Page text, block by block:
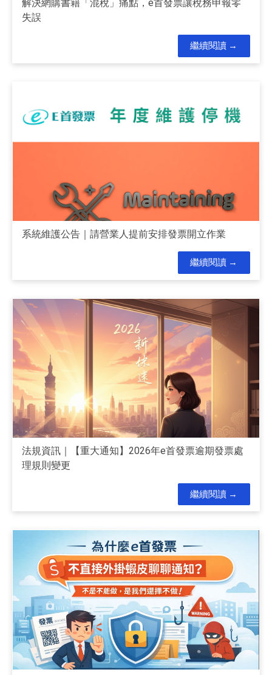
解決網購書籍「混稅」痛點，e首發票讓稅務申報零
失誤
繼續閱讀
系統維護公告｜請營業人提前安排發票開立作業
繼續閱讀
法規資訊｜【重大通知】2026年e首發票逾期發票處
理規則變更
繼續閱讀